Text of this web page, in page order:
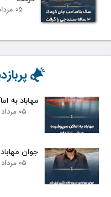
۰۵ مرداد ۰۵
مهاباد به
۰۵ مرداد ۰۵
جوان
۰۵ مرداد ۰۵